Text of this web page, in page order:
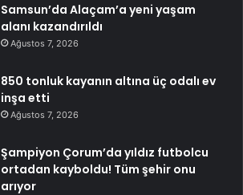
Samsun’da Alaçam’a yeni yaşam
alanı kazandırıldı
Ağustos 7, 2026
850 tonluk kayanın altına üç odalı ev
inşa etti
Ağustos 7, 2026
Şampiyon Çorum’da yıldız futbolcu
ortadan kayboldu! Tüm şehir onu
arıyor